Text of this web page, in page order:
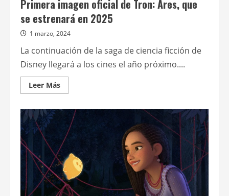
Primera imagen oficial de Tron: Ares, que
se estrenará en 2025
1 marzo, 2024
La continuación de la saga de ciencia ficción de
Disney llegará a los cines el año próximo....
Leer MásLeer
más
Primera
imagen
oficial
de
Tron:
Ares,
que
se
estrenará
en
2025